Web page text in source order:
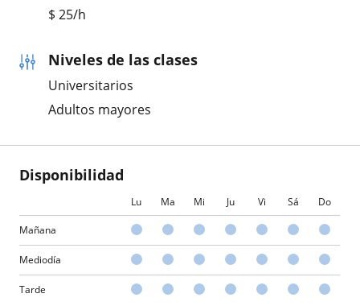
$ 25/h
Niveles de las clases
Universitarios
Adultos mayores
Disponibilidad
Lu Ma Mi Ju Vi Sá Do
Mañana
Mediodía
Tarde